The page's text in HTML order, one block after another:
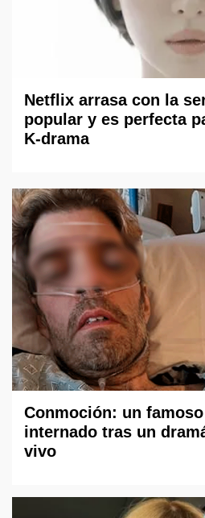
Netflix arrasa con la
popular y es perfecta
K-drama
Conmoción: un
internado tras un
vivo